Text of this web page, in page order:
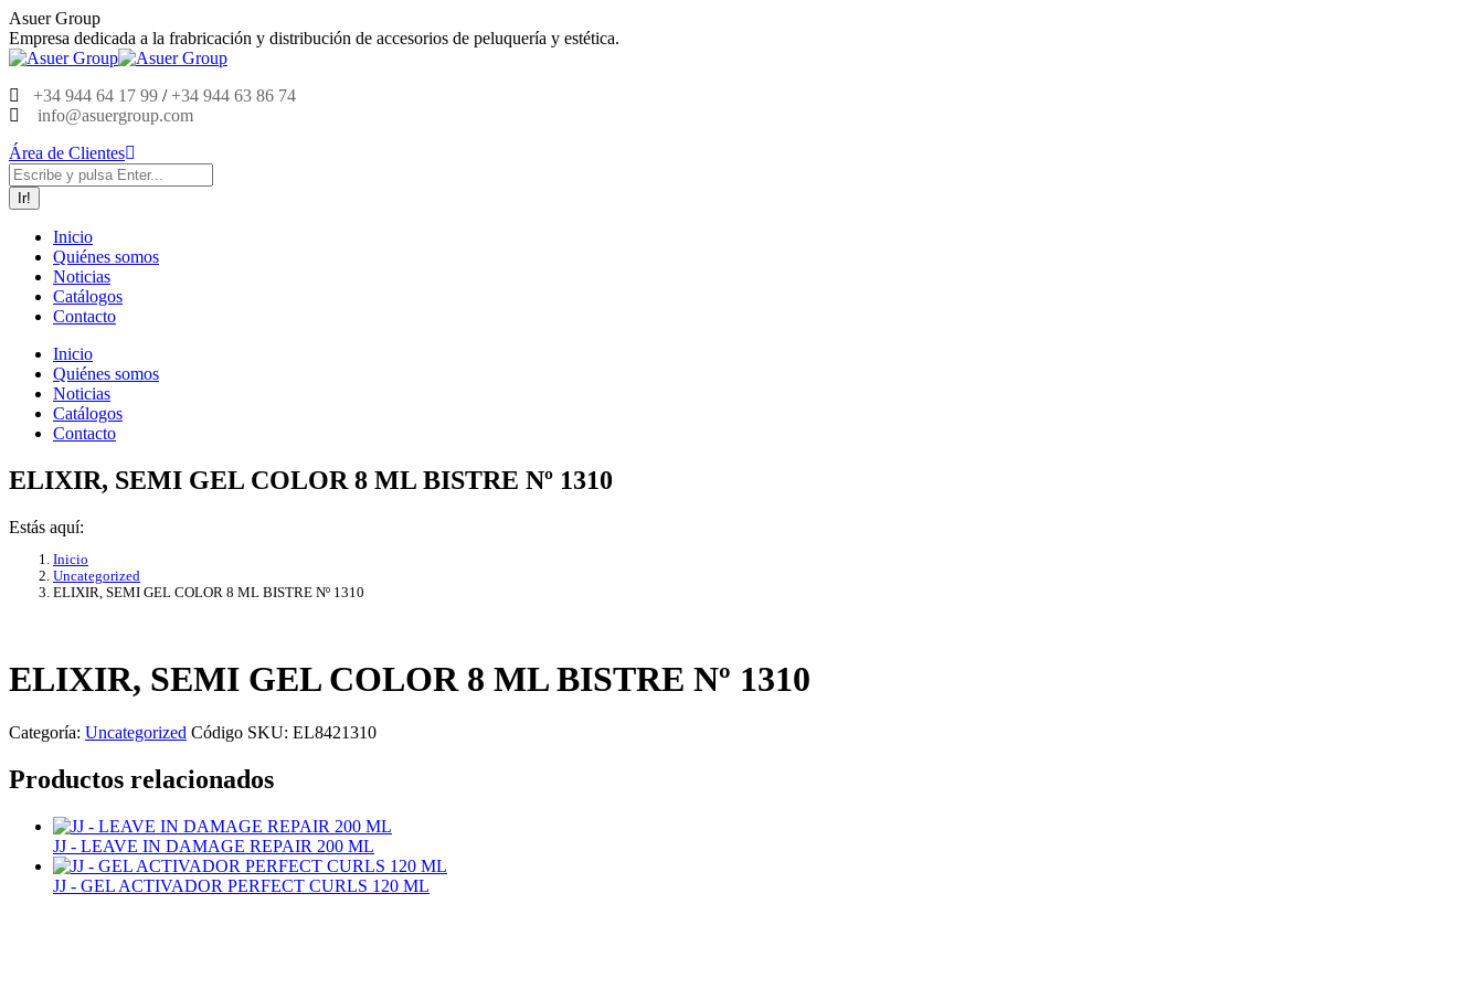
Saltar
al
contenido
Asuer Group
Empresa dedicada a la frabricación y distribución de accesorios de peluquería y estética.
+34 944 64 17 99 /+34 944 63 86 74
info@asuergroup.com
Área de Clientes
Buscar:
Inicio
Quiénes somos
Noticias
Catálogos
Contacto
Inicio
Quiénes somos
Noticias
Catálogos
Contacto
ELIXIR, SEMI GEL COLOR 8 ML BISTRE Nº 1310
Estás aquí:
Inicio
Uncategorized
ELIXIR, SEMI GEL COLOR 8 ML BISTRE Nº 1310
ELIXIR, SEMI GEL COLOR 8 ML BISTRE Nº 1310
Categoría: Uncategorized Código SKU: EL8421310
Productos relacionados
JJ - LEAVE IN DAMAGE REPAIR 200 ML
JJ - GEL ACTIVADOR PERFECT CURLS 120 ML